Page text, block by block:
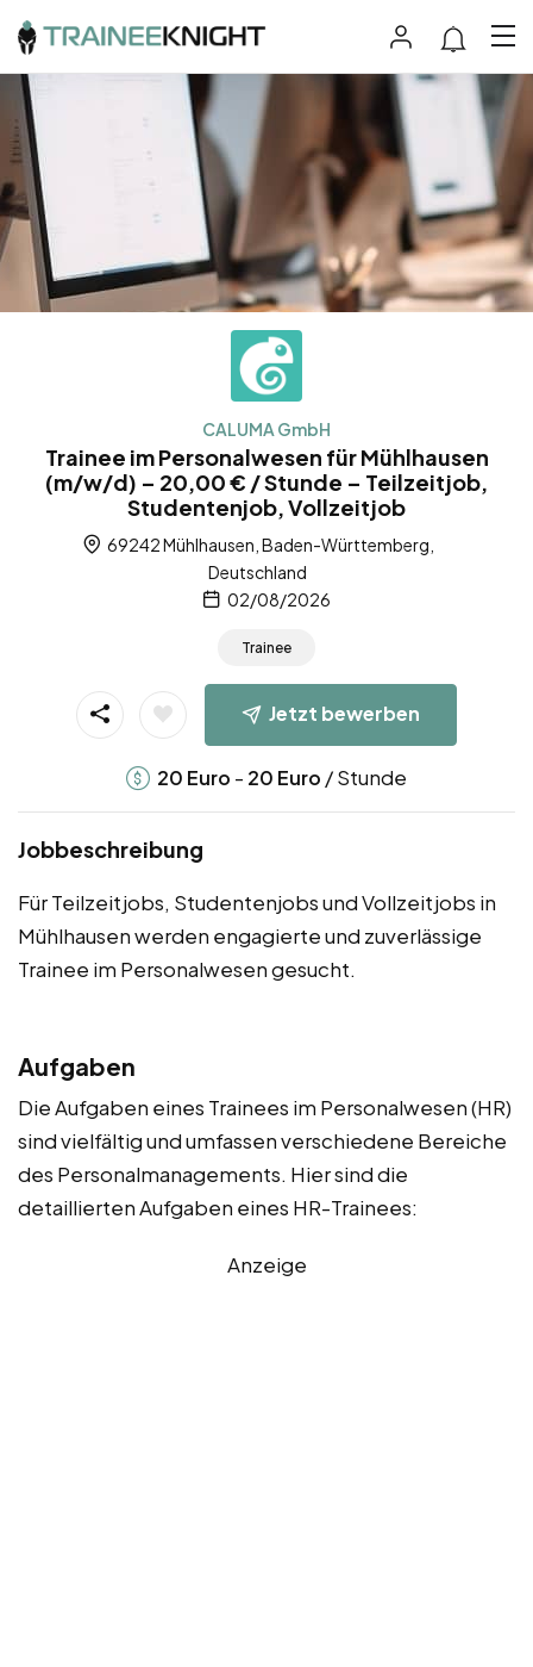
CALUMA GmbH
Trainee im Personalwesen für Mühlhausen
(m/w/d) – 20,00 € / Stunde – Teilzeitjob,
Studentenjob, Vollzeitjob
69242 Mühlhausen, Baden-Württemberg,
Deutschland
02/08/2026
Trainee
Jetzt bewerben
20 Euro - 20 Euro / Stunde
Jobbeschreibung
Für Teilzeitjobs, Studentenjobs und Vollzeitjobs in
Mühlhausen werden engagierte und zuverlässige
Trainee im Personalwesen gesucht.
Aufgaben
Die Aufgaben eines Trainees im Personalwesen (HR)
sind vielfältig und umfassen verschiedene Bereiche
des Personalmanagements. Hier sind die
detaillierten Aufgaben eines HR-Trainees:
Anzeige